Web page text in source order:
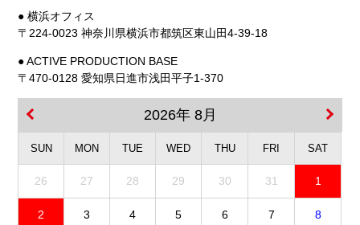
● 横浜オフィス
〒224-0023 神奈川県横浜市都筑区東山田4-39-18
● ACTIVE PRODUCTION BASE
〒470-0128 愛知県日進市浅田平子1-370
2026年 8月
SUN MON TUE WED THU FRI SAT
26 27 28 29 30 31 1
2 3 4 5 6 7 8